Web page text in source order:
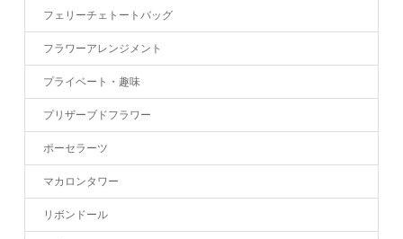
フェリーチェトートバッグ
フラワーアレンジメント
プライベート・趣味
プリザーブドフラワー
ポーセラーツ
マカロンタワー
リボンドール